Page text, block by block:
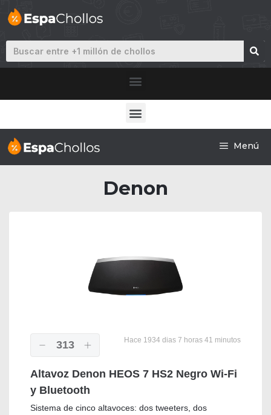
Menú
Denon
313 Hace 1934 dias 7 horas 41 minutos
Altavoz Denon HEOS 7 HS2 Negro Wi-Fi
y Bluetooth
Sistema de cinco altavoces: dos tweeters, dos